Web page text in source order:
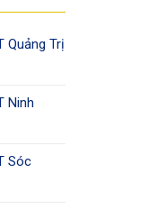
Quảng Trị
Ninh
Sóc